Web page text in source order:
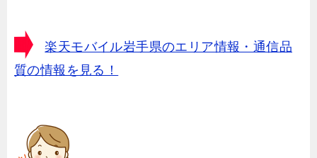
楽天モバイル岩手県のエリア情報・通信品
質の情報を見る！